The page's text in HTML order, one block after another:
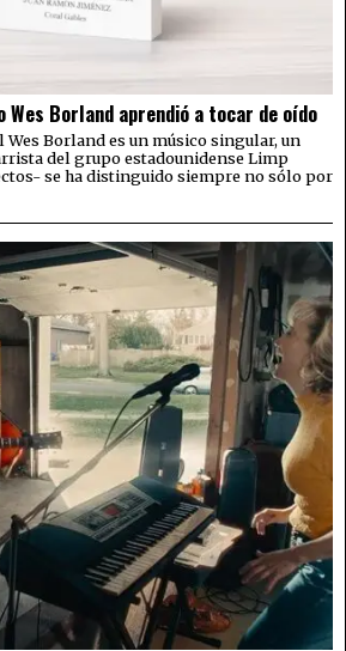
Wes Borland aprendió a tocar de oído
Borland es un músico singular, un
del grupo estadounidense Limp
se ha distinguido siempre no sólo por